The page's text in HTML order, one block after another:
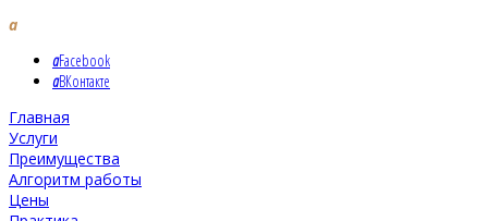
a
aFacebook
aВКонтакте
Главная
Услуги
Преимущества
Алгоритм работы
Цены